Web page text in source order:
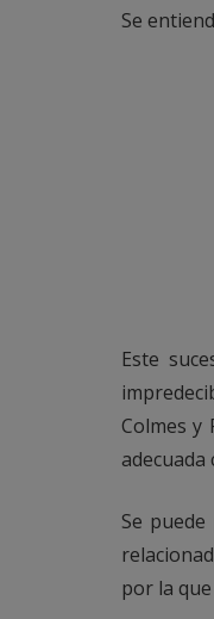
Se
Este
Colmes y
Se
por la